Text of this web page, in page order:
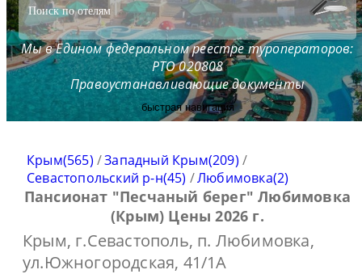
Мы в Едином федеральном реестре туроператоров:
РТО 020808
Правоустанавливающие документы
быстрая навигация
Крым(565) /Западный Крым(209) /
Севастопольский р-н(45) /Любимовка(2)
Пансионат "Песчаный берег" Любимовка
(Крым) Цены 2026 г.
Крым, г.Севастополь, п. Любимовка,
ул.Южногородская, 41/1А